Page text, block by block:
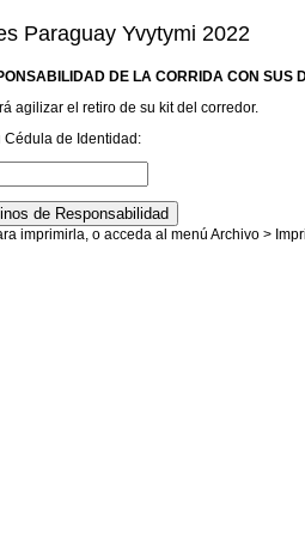
Paraguay Yvytymi 2022
DE LA CORRIDA CON SUS
agilizar el retiro de su kit del corredor.
Cédula de Identidad:
imprimirla, o acceda al menú Archivo >